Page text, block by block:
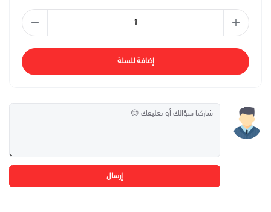
إضافة للسلة
إرسال